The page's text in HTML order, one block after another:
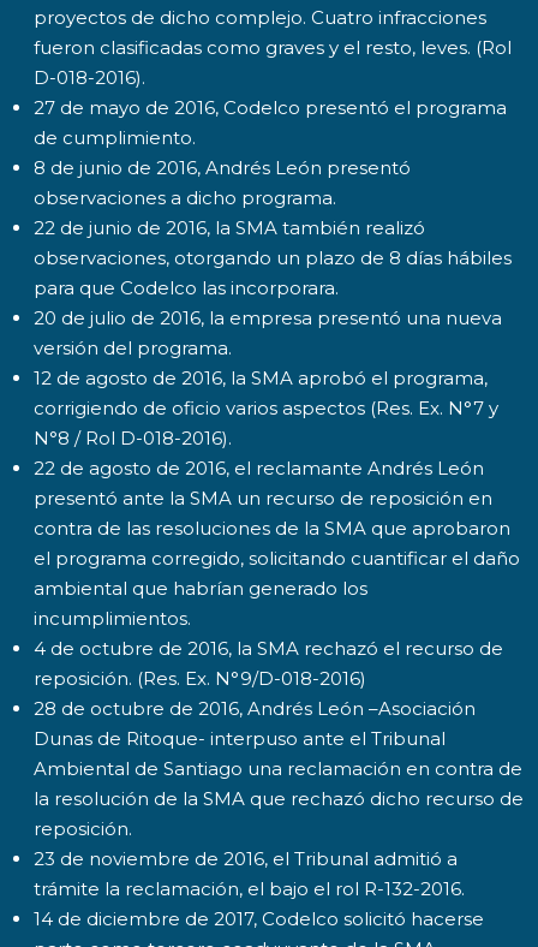
proyectos de dicho complejo. Cuatro infracciones
fueron clasificadas como graves y el resto, leves. (Rol
D-018-2016).
27 de mayo de 2016, Codelco presentó el programa
de cumplimiento.
8 de junio de 2016, Andrés León presentó
observaciones a dicho programa.
22 de junio de 2016, la SMA también realizó
observaciones, otorgando un plazo de 8 días hábiles
para que Codelco las incorporara.
20 de julio de 2016, la empresa presentó una nueva
versión del programa.
12 de agosto de 2016, la SMA aprobó el programa,
corrigiendo de oficio varios aspectos (Res. Ex. N°7 y
N°8 / Rol D-018-2016).
22 de agosto de 2016, el reclamante Andrés León
presentó ante la SMA un recurso de reposición en
contra de las resoluciones de la SMA que aprobaron
el programa corregido, solicitando cuantificar el daño
ambiental que habrían generado los
incumplimientos.
4 de octubre de 2016, la SMA rechazó el recurso de
reposición. (Res. Ex. N°9/D-018-2016)
28 de octubre de 2016, Andrés León –Asociación
Dunas de Ritoque- interpuso ante el Tribunal
Ambiental de Santiago una reclamación en contra de
la resolución de la SMA que rechazó dicho recurso de
reposición.
23 de noviembre de 2016, el Tribunal admitió a
trámite la reclamación, el bajo el rol R-132-2016.
14 de diciembre de 2017, Codelco solicitó hacerse